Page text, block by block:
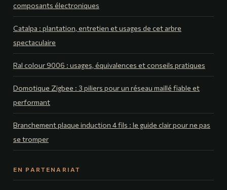
composants électroniques
Catalpa : plantation, entretien et usages de cet arbre
spectaculaire
Ral colour 9006 : usages, équivalences et conseils pratiques
Domotique Zigbee : 3 piliers pour un réseau maillé fiable et
performant
Branchement plaque induction 4 fils : le guide clair pour ne pas
se tromper
EN PARTENARIAT